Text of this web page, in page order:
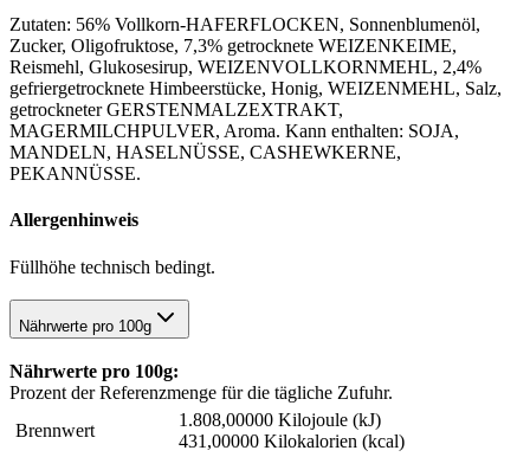
Zutaten: 56% Vollkorn-HAFERFLOCKEN, Sonnenblumenöl,
Zucker, Oligofruktose, 7,3% getrocknete WEIZENKEIME,
Reismehl, Glukosesirup, WEIZENVOLLKORNMEHL, 2,4%
gefriergetrocknete Himbeerstücke, Honig, WEIZENMEHL, Salz,
getrockneter GERSTENMALZEXTRAKT,
MAGERMILCHPULVER, Aroma. Kann enthalten: SOJA,
MANDELN, HASELNÜSSE, CASHEWKERNE,
PEKANNÜSSE.
Allergenhinweis
Füllhöhe technisch bedingt.
Nährwerte pro 100g
Nährwerte pro 100g:
Prozent der Referenzmenge für die tägliche Zufuhr.
Brennwert
1.808,00000 Kilojoule (kJ)
431,00000 Kilokalorien (kcal)